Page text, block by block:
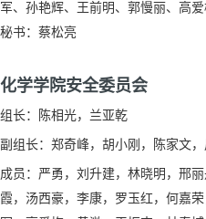
军、孙艳辉、王前明、郭慢丽、高
秘书：蔡松亮
化学学院安全委员会
组长：陈相光，兰亚乾
副组长：郑奇峰，胡小刚，陈家文
成员：严勇，刘升建，林晓明，邢
霞，汤西豪，李康，罗玉红，何嘉